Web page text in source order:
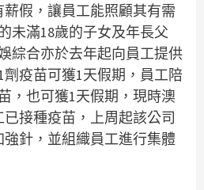
假，讓員工能照顧其有需
未滿18歲的子女及年長父
綜合亦於去年起向員工提供
疫苗可獲1天假期，員工陪
，也可獲1天假期，現時澳
接種疫苗，上周起該公司
針，並組織員工進行集體